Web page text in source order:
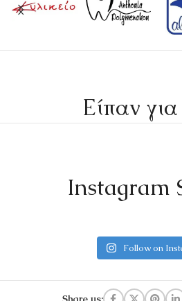
Είπαν
Instagram
Follow on